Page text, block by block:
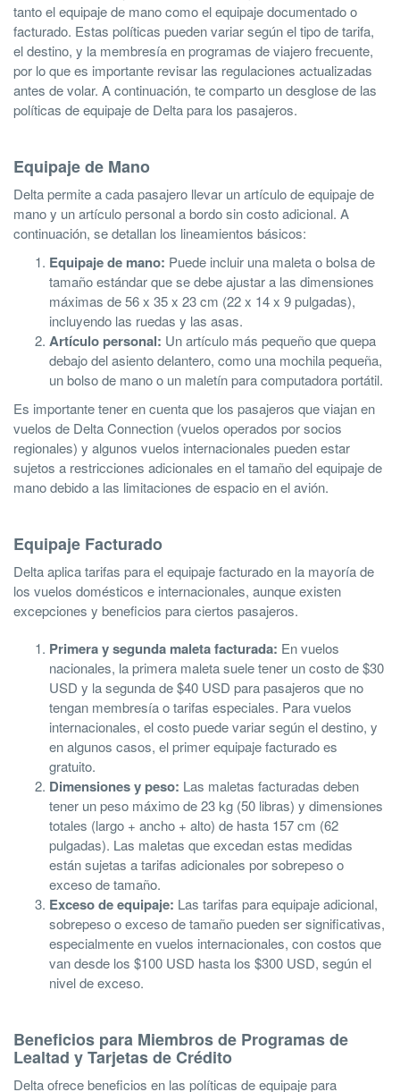
tanto el equipaje de mano como el equipaje documentado o
facturado. Estas políticas pueden variar según el tipo de tarifa,
el destino, y la membresía en programas de viajero frecuente,
por lo que es importante revisar las regulaciones actualizadas
antes de volar. A continuación, te comparto un desglose de las
políticas de equipaje de Delta para los pasajeros.
Equipaje de Mano
Delta permite a cada pasajero llevar un artículo de equipaje de
mano y un artículo personal a bordo sin costo adicional. A
continuación, se detallan los lineamientos básicos:
Equipaje de mano: Puede incluir una maleta o bolsa de
tamaño estándar que se debe ajustar a las dimensiones
máximas de 56 x 35 x 23 cm (22 x 14 x 9 pulgadas),
incluyendo las ruedas y las asas.
Artículo personal: Un artículo más pequeño que quepa
debajo del asiento delantero, como una mochila pequeña,
un bolso de mano o un maletín para computadora portátil.
Es importante tener en cuenta que los pasajeros que viajan en
vuelos de Delta Connection (vuelos operados por socios
regionales) y algunos vuelos internacionales pueden estar
sujetos a restricciones adicionales en el tamaño del equipaje de
mano debido a las limitaciones de espacio en el avión.
Equipaje Facturado
Delta aplica tarifas para el equipaje facturado en la mayoría de
los vuelos domésticos e internacionales, aunque existen
excepciones y beneficios para ciertos pasajeros.
Primera y segunda maleta facturada: En vuelos
nacionales, la primera maleta suele tener un costo de $30
USD y la segunda de $40 USD para pasajeros que no
tengan membresía o tarifas especiales. Para vuelos
internacionales, el costo puede variar según el destino, y
en algunos casos, el primer equipaje facturado es
gratuito.
Dimensiones y peso: Las maletas facturadas deben
tener un peso máximo de 23 kg (50 libras) y dimensiones
totales (largo + ancho + alto) de hasta 157 cm (62
pulgadas). Las maletas que excedan estas medidas
están sujetas a tarifas adicionales por sobrepeso o
exceso de tamaño.
Exceso de equipaje: Las tarifas para equipaje adicional,
sobrepeso o exceso de tamaño pueden ser significativas,
especialmente en vuelos internacionales, con costos que
van desde los $100 USD hasta los $300 USD, según el
nivel de exceso.
Beneficios para Miembros de Programas de
Lealtad y Tarjetas de Crédito
Delta ofrece beneficios en las políticas de equipaje para